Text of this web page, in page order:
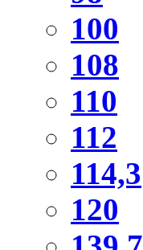
100
108
110
112
114,3
120